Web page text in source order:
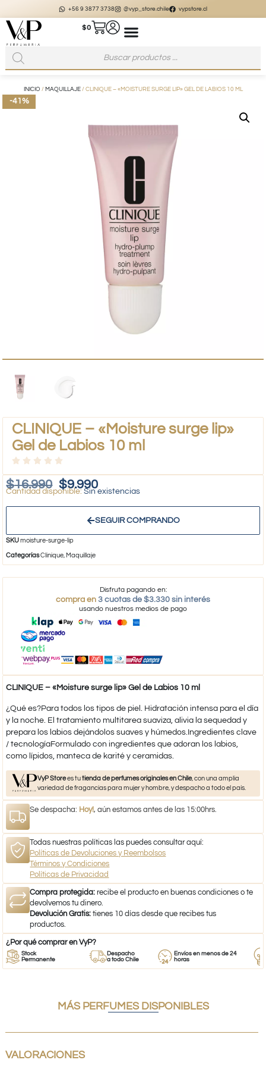
+56 9 3877 3738 @vyp_store.chile vypstore.cl
$0
INICIO / MAQUILLAJE/ CLINIQUE – «MOISTURE SURGE LIP» GEL DE LABIOS 10 ML
-41%
CLINIQUE – «Moisture surge lip»
Gel de Labios 10 ml
$16.990 $9.990Sin existencias
SEGUIR COMPRANDO
SKUmoisture-surge-lip
CategoríasClinique, Maquillaje
Disfruta pagando en:
compra en 3 cuotas de $3.330 sin interés
usando nuestros medios de pago
CLINIQUE – «Moisture surge lip» Gel de Labios 10 ml
¿Qué es?Para todos los tipos de piel. Hidratación intensa para el día
y la noche. El tratamiento multitarea suaviza, alivia la sequedad y
prepara los labios dejándolos suaves y húmedos.Ingredientes clave
/ tecnologíaFormulado con ingredientes que adoran los labios,
como lípidos, manteca de karité y ceramidas.
VyP Storees tutienda de perfumes originales en Chile, con una amplia
variedad de fragancias para mujer y hombre, y despacho a todo el país.
Se despacha: Hoy!, aún estamos antes de las 15:00hrs.
Todas nuestras políticas las puedes consultar aquí:
Políticas de Devoluciones y Reembolsos
Términos y Condiciones
Políticas de Privacidad
Compra protegida: recibe el producto en buenas condiciones o te
devolvemos tu dinero.
Devolución Gratis: tienes 10 días desde que recibes tus
productos.
¿Por qué comprar en VyP?
Stock
Permanente
Despacho
a todo Chile
Envíos en menos de 24
horas
MÁS PERFUMES DISPONIBLES
VALORACIONES